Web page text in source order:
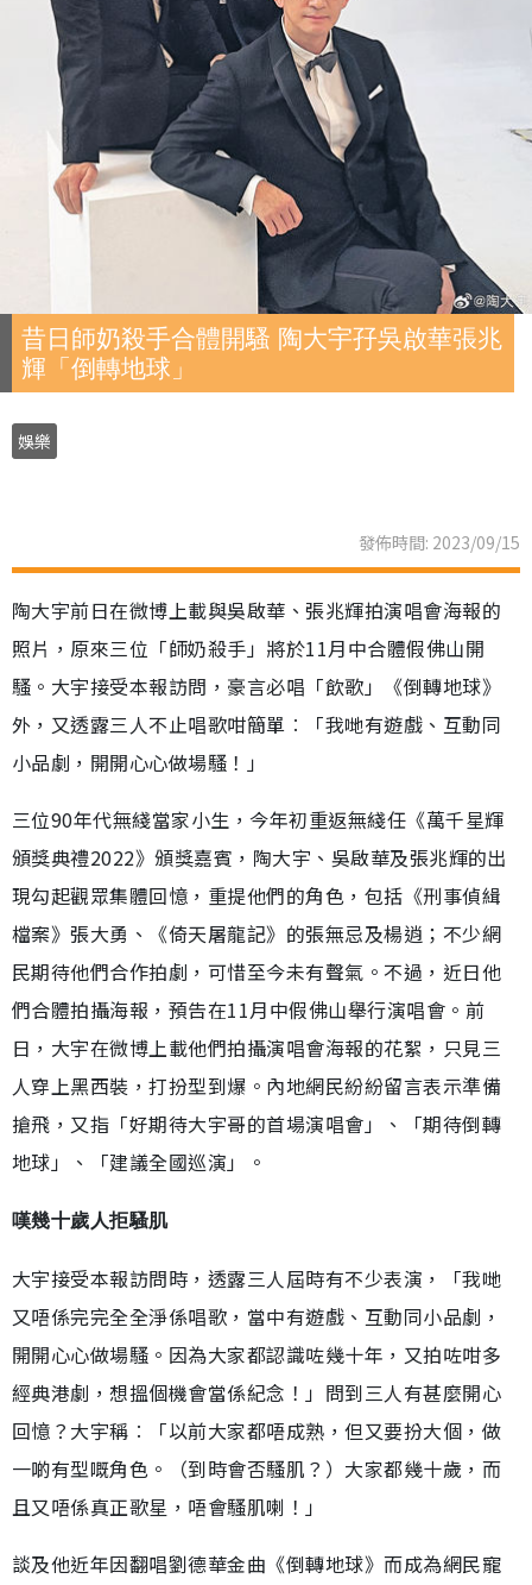
昔日師奶殺手合體開騷 陶大宇孖吳啟華張兆
輝「倒轉地球」
娛樂
發佈時間: 2023/09/15
陶大宇前日在微博上載與吳啟華、張兆輝拍演唱會海報的
照片，原來三位「師奶殺手」將於11月中合體假佛山開
騷。大宇接受本報訪問，豪言必唱「飲歌」《倒轉地球》
外，又透露三人不止唱歌咁簡單︰「我哋有遊戲、互動同
小品劇，開開心心做場騷！」
三位90年代無綫當家小生，今年初重返無綫任《萬千星輝
頒獎典禮2022》頒獎嘉賓，陶大宇、吳啟華及張兆輝的出
現勾起觀眾集體回憶，重提他們的角色，包括《刑事偵緝
檔案》張大勇、《倚天屠龍記》的張無忌及楊逍；不少網
民期待他們合作拍劇，可惜至今未有聲氣。不過，近日他
們合體拍攝海報，預告在11月中假佛山舉行演唱會。前
日，大宇在微博上載他們拍攝演唱會海報的花絮，只見三
人穿上黑西裝，打扮型到爆。內地網民紛紛留言表示準備
搶飛，又指「好期待大宇哥的首場演唱會」、「期待倒轉
地球」、「建議全國巡演」。
嘆幾十歲人拒騷肌
大宇接受本報訪問時，透露三人屆時有不少表演，「我哋
又唔係完完全全淨係唱歌，當中有遊戲、互動同小品劇，
開開心心做場騷。因為大家都認識咗幾十年，又拍咗咁多
經典港劇，想搵個機會當係紀念！」問到三人有甚麼開心
回憶？大宇稱︰「以前大家都唔成熟，但又要扮大個，做
一啲有型嘅角色。（到時會否騷肌？）大家都幾十歲，而
且又唔係真正歌星，唔會騷肌喇！」
談及他近年因翻唱劉德華金曲《倒轉地球》而成為網民寵